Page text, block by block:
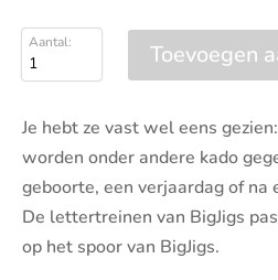
Letter
aantal
Toevoegen
Je hebt ze vast wel eens
worden onder andere kado
geboorte, een verjaardag of na
De lettertreinen van BigJigs
op het spoor van BigJigs.